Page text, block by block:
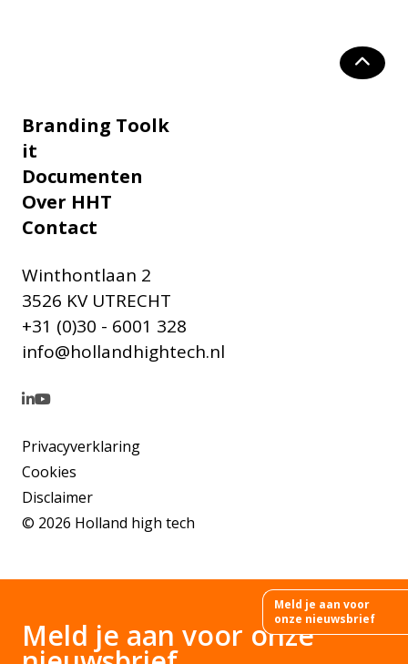
Branding Toolk
it
Documenten
Over HHT
Contact
Winthontlaan 2
3526 KV UTRECHT
+31 (0)30 - 6001 328
info@hollandhightech.nl
© 2026 Holland high tech
Privacyverklaring
Cookies
Disclaimer
Meld je aan voor onze
Meld je aan voor
onze nieuwsbrief